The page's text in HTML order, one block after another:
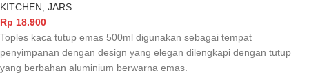
KITCHEN JARS
Rp 18.900
Toples kaca tutup emas 500ml digunakan sebagai tempat
penyimpanan dengan design yang elegan dilengkapi dengan tutup
yang berbahan aluminium berwarna emas.